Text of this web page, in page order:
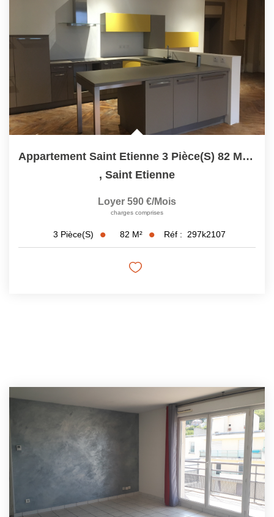
Appartement Saint Etienne 3 Pièce(s) 82 M2 / Rue Charles...
, Saint Etienne
Loyer 590 €/mois
charges comprises
3 Pièce(s) 82 M² Réf : 297k2107